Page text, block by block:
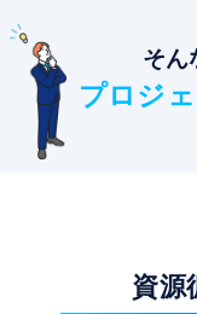
そん
プロジ
資源